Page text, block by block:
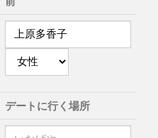
デートに行く場所